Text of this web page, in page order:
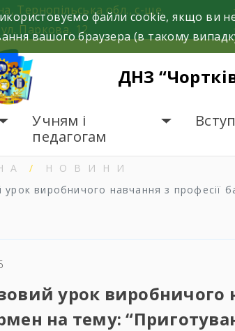
Тернопільська обл., с-ще.
Паркова, 12
ДНЗ
Учням і
педагогам
НОВИНИ
урок виробничого навчання з професії
урок виробничого
на тему:
файли cookie, якщо ви
вашого браузера (в такому